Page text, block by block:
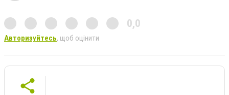
0,0
Авторизуйтесь, щоб оцінити